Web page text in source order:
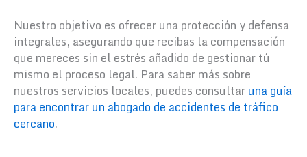
Nuestro objetivo es ofrecer una protección y defensa
integrales, asegurando que recibas la compensación
que mereces sin el estrés añadido de gestionar tú
mismo el proceso legal. Para saber más sobre
nuestros servicios locales, puedes consultaruna guía
para encontrar un abogado de accidentes de tráfico
cercano.